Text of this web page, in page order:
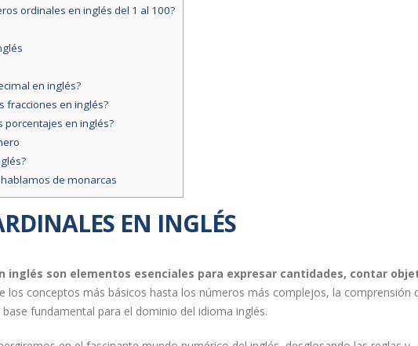
ordinales en inglés del 1 al 100?
en inglés?
fracciones en inglés?
porcentajes en inglés?
de monarcas
EN INGLÉS
inglés son elementos esenciales para expresar cantidades, contar
los conceptos más básicos hasta los números más complejos, la comprensión
fundamental para el dominio del idioma inglés.